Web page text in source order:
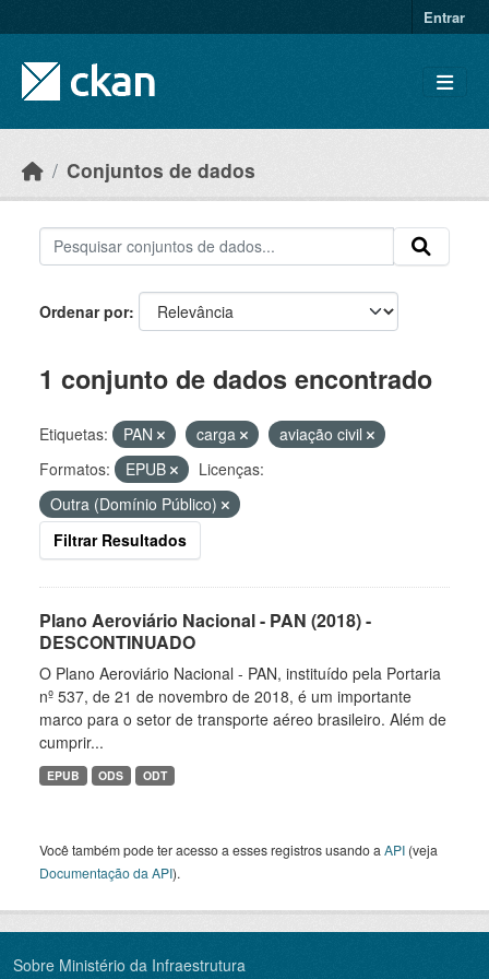
Entrar
Conjuntos de dados
Ordenar por
1 conjunto de dados encontrado
Etiquetas: PAN carga
aviação civil
Formatos:
EPUB
Licenças:
Outra (Domínio Público)
Filtrar Resultados
Plano Aeroviário Nacional - PAN (2018) -
DESCONTINUADO
O Plano Aeroviário Nacional - PAN, instituído pela Portaria
nº 537, de 21 de novembro de 2018, é um importante
marco para o setor de transporte aéreo brasileiro. Além de
cumprir...
EPUB ODS ODT
Você também pode ter acesso a esses registros usando a API (veja
Documentação da API).
Sobre Ministério da Infraestrutura